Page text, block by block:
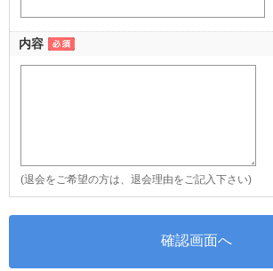
内容
(退会をご希望の方は、退会理由をご記入下さい)